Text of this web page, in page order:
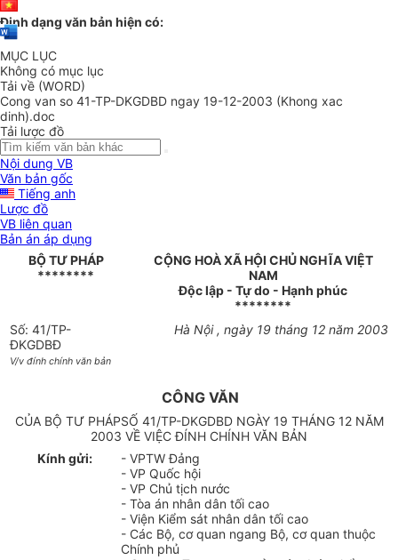
Định dạng văn bản hiện có:
MỤC LỤC
Không có mục lục
Tải về (WORD)
Cong van so 41-TP-DKGDBD ngay 19-12-2003 (Khong xac
dinh).doc
Tải lược đồ
Nội dung VB
Văn bản gốc
Tiếng anh
Lược đồ
VB liên quan
Bản án áp dụng
BỘ TƯ PHÁP
********
CỘNG HOÀ XÃ HỘI CHỦ NGHĨA VIỆT
NAM
Độc lập - Tự do - Hạnh phúc
********
Số: 41/TP-
ĐKGDBĐ
V/v đính chính văn bản
Hà Nội , ngày 19 tháng 12 năm 2003
CÔNG VĂN
CỦA BỘ TƯ PHÁPSỐ 41/TP-DKGDBD NGÀY 19 THÁNG 12 NĂM
2003 VỀ VIỆC ĐÍNH CHÍNH VĂN BẢN
Kính gửi:
- VPTW Đảng
- VP Quốc hội
- VP Chủ tịch nước
- Tòa án nhân dân tối cao
- Viện Kiểm sát nhân dân tối cao
- Các Bộ, cơ quan ngang Bộ, cơ quan thuộc
Chính phủ